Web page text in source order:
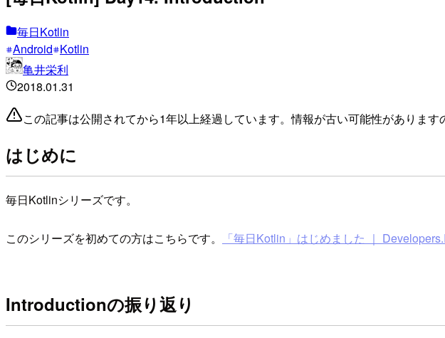
毎日Kotlin
Android Kotlin
亀井栄利
2018.01.31
この記事は公開されてから1年以上経過しています。情報が古い可能性があります
はじめに
毎日Kotlinシリーズです。
このシリーズを初めての方はこちらです。 「毎日Kotlin」はじめました ｜
Introductionの振り返り